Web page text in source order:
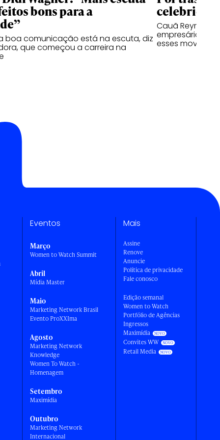
bons para a
boa comunicação está na escuta, diz
que começou a carreira na
Cauã
empresário, já o
esses
Eventos
Março
Women to Watch Summit
Abril
Mídia Master
Maio
Marketing Network Brasil
Evento ProXXIma
Agosto
Marketing Network
Knowledge
Women To Watch -
Homenagem
Setembro
Maximídia
Outubro
Marketing Network
Internacional
Mais
Assine
Renove
Anuncie
Política de privacidade
Fale conosco
Edição semanal
Women to Watch
Portfólio de Agências
Ingressos
Maximídia
Convites WW
Retail Media